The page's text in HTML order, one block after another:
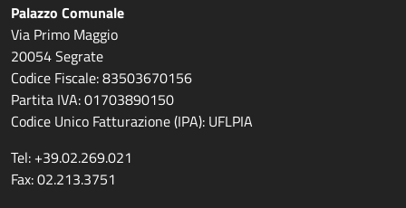
Palazzo Comunale
Via Primo Maggio
20054 Segrate
Codice Fiscale: 83503670156
Partita IVA: 01703890150
Codice Unico Fatturazione (IPA): UFLPIA
Tel: +39.02.269.021
Fax: 02.213.3751